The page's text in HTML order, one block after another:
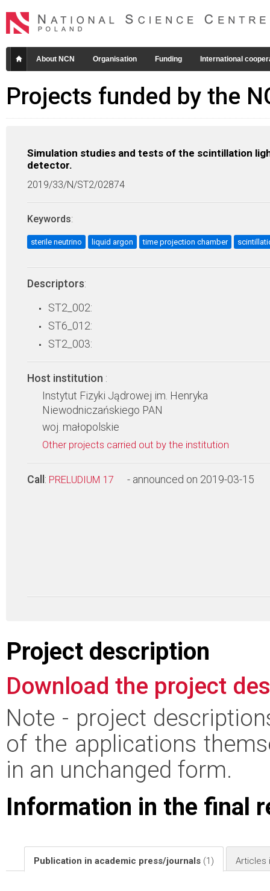
About NCN Organisation Funding International
Projects funded by the
Simulation studies and tests of the scintillation
detector.
2019/33/N/ST2/02874
Keywords:
sterile neutrino liquid argon time projection chamber
Descriptors:
ST2_002:
ST6_012:
ST2_003:
Host institution :
Instytut Fizyki Jądrowej im. Henryka
Niewodniczańskiego PAN
woj. małopolskie
Other projects carried out by the institution
Call : PRELUDIUM 17 - announced on 2019-03-15
Project description
Download the project
Note - project
of the applications
in an unchanged form.
Information in the final
Publication in academic press/journals (1) Articles